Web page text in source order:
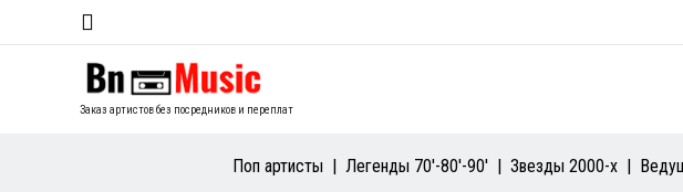
Заказ артистов без посредников и переплат
Поп артисты Легенды 70′-80′-90′ Звезды 2000-х